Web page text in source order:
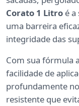
Corato 1 Litro é
uma barreira
integridade das
Com sua fórmula
facilidade de
profundamente
resistente que